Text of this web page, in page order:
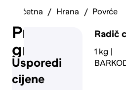
Usporedi
cijene
Prijavi
grešku
Početna Hrana Povrće
Radič
1 kg